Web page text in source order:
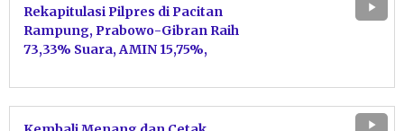
Rekapitulasi Pilpres di Pacitan
Rampung, Prabowo-Gibran Raih
73,33% Suara, AMIN 15,75%,